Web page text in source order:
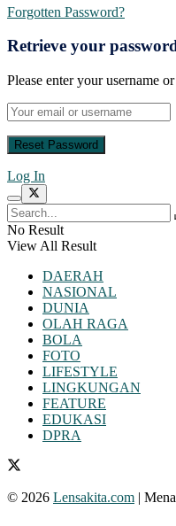
Forgotten Password?
Retrieve your
Please enter your username
Log In
No Result
View All Result
DAERAH
NASIONAL
DUNIA
OLAH RAGA
BOLA
FOTO
LIFESTYLE
LINGKUNGAN
FEATURE
EDUKASI
DPRA
© 2026 Lensakita.com |